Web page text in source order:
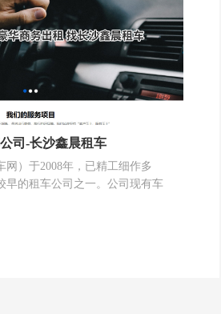
司-长沙鑫晨租车
）于2008年，已精工细作多
早的租车公司之一。公司现有车